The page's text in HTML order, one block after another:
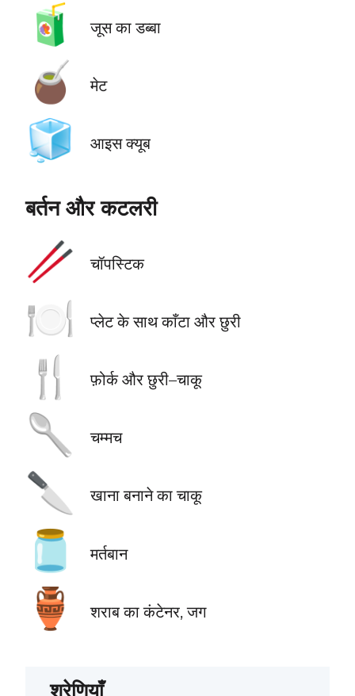
🧃 जूस का डब्बा
🧉 मेट
🧊 आइस क्यूब
बर्तन और कटलरी
🥢 चॉपस्टिक
🍽️ प्लेट के साथ काँटा और छुरी
🍴 फ़ोर्क और छुरी–चाकू
🥄 चम्मच
🔪 खाना बनाने का चाकू
🫙 मर्तबान
🏺 शराब का कंटेनर, जग
श्रेणियाँ